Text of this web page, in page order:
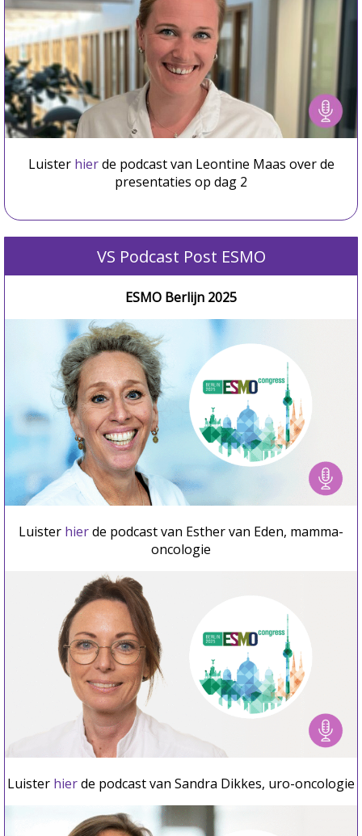
Luister hierde podcast van Leontine Maas over de
presentaties op dag 2
VS Podcast Post ESMO
ESMO Berlijn 2025
Luister hierde podcast van Esther van Eden, mamma-
oncologie
Luister hierde podcast van Sandra Dikkes, uro-oncologie